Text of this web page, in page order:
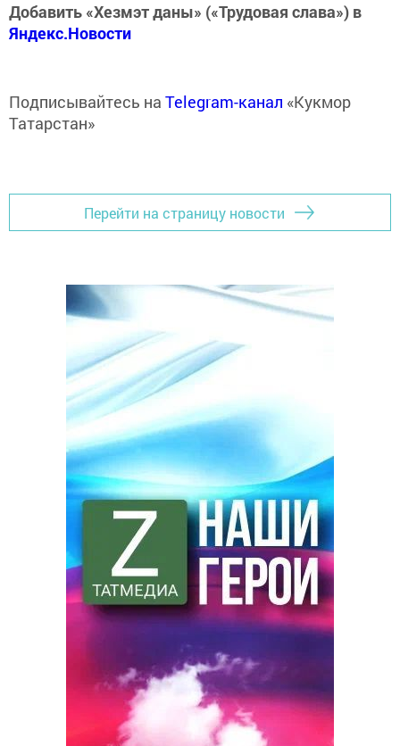
Добавить «Хезмэт даны» («Трудовая слава») в
Яндекс.Новости
Подписывайтесь на Telegram-канал «Кукмор
Татарстан»
Перейти на страницу новости